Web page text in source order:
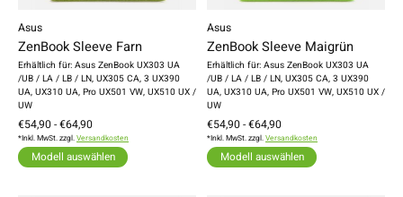
Asus
ZenBook Sleeve Farn
Erhältlich für: Asus ZenBook UX303 UA
/UB / LA / LB / LN, UX305 CA, 3 UX390
UA, UX310 UA, Pro UX501 VW, UX510 UX /
UW
€54,90 - €64,90
*Inkl. MwSt. zzgl.Versandkosten
Modell auswählen
Asus
ZenBook Sleeve Maigrün
Erhältlich für: Asus ZenBook UX303 UA
/UB / LA / LB / LN, UX305 CA, 3 UX390
UA, UX310 UA, Pro UX501 VW, UX510 UX /
UW
€54,90 - €64,90
*Inkl. MwSt. zzgl.Versandkosten
Modell auswählen